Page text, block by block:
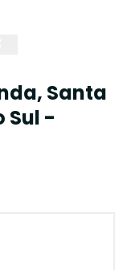
Santa
Sul -